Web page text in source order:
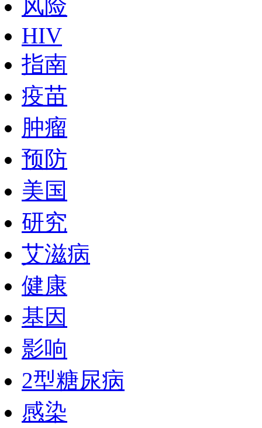
风险
HIV
指南
疫苗
肿瘤
预防
美国
研究
艾滋病
健康
基因
影响
2型糖尿病
感染